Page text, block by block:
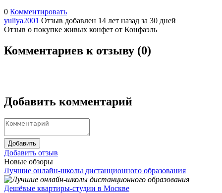
0 Комментировать
yuliya2001 Отзыв добавлен 14 лет назад за 30 дней
Отзыв о покупке живых конфет от Конфаэль
Комментариев к отзыву (0)
Добавить комментарий
Добавить
Добавить отзыв
Новые обзоры
Лучшие онлайн-школы дистанционного образования
Дешёвые квартиры-студии в Москве